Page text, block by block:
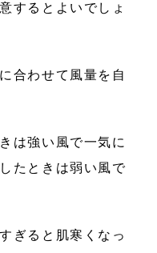
するとよいでしょ
合わせて風量を自
は強い風で一気に
たときは弱い風で
ぎると肌寒くなっ